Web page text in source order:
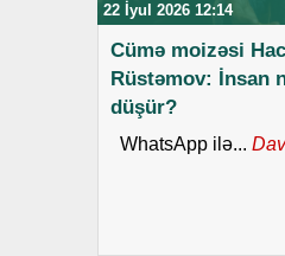
22 İyul 2026 12:14
Cümə moizəsi
Rüstəmov: İnsan
düşür?
WhatsApp ilə...